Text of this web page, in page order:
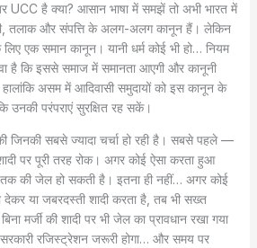
है क्या? आसान भाषा में समझें तो अभी भारत में
तलाक और संपत्ति के अलग-अलग कानून हैं। लेकिन
एक समान कानून। यानी धर्म कोई भी हो… नियम
है कि इससे समाज में समानता आएगी और कानूनी
हालांकि असम में आदिवासी समुदायों को इस कानून के
उनकी परंपराएं सुरक्षित रह सकें।
जिनकी सबसे ज्यादा चर्चा हो रही है। सबसे पहले —
पर पूरी तरह रोक। अगर कोई ऐसा करता हुआ
की जेल हो सकती है। इतना ही नहीं… अगर कोई
देकर या जबरदस्ती शादी करता है, तब भी सख्त
बिना मर्जी की शादी पर भी जेल का प्रावधान रखा गया
रजिस्ट्रेशन जरूरी होगा… और समय पर